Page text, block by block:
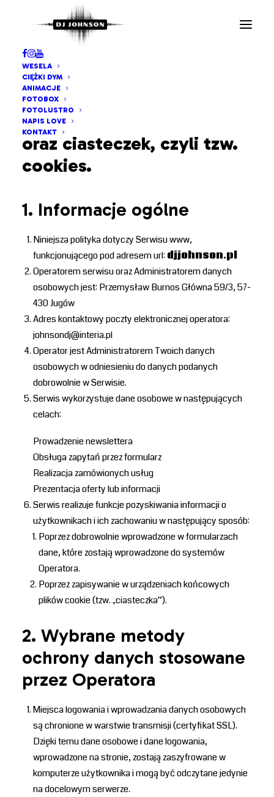
WESELA
CIĘŻKI DYM
ANIMACJE
FOTOBOX
FOTOLUSTRO
NAPIS LOVE
KONTAKT
Polityka prywatności
opisuje zasady
przetwarzania przez nas
informacji na Twój temat,
w tym danych osobowych
oraz ciasteczek, czyli tzw.
cookies.
1. Informacje ogólne
Niniejsza polityka dotyczy Serwisu www,
funkcjonującego pod adresem url: djjohnson.pl
Operatorem serwisu oraz Administratorem danych
osobowych jest: Przemysław Burnos Główna 59/3, 57-
430 Jugów
Adres kontaktowy poczty elektronicznej operatora:
johnsondj@interia.pl
Operator jest Administratorem Twoich danych
osobowych w odniesieniu do danych podanych
dobrowolnie w Serwisie.
Serwis wykorzystuje dane osobowe w następujących
celach:
Prowadzenie newslettera
Obsługa zapytań przez formularz
Realizacja zamówionych usług
Prezentacja oferty lub informacji
Serwis realizuje funkcje pozyskiwania informacji o
użytkownikach i ich zachowaniu w następujący sposób:
Poprzez dobrowolnie wprowadzone w formularzach
dane, które zostają wprowadzone do systemów
Operatora.
Poprzez zapisywanie w urządzeniach końcowych
plików cookie (tzw. „ciasteczka”).
2. Wybrane metody
ochrony danych stosowane
przez Operatora
Miejsca logowania i wprowadzania danych osobowych
są chronione w warstwie transmisji (certyfikat SSL).
Dzięki temu dane osobowe i dane logowania,
wprowadzone na stronie, zostają zaszyfrowane w
komputerze użytkownika i mogą być odczytane jedynie
na docelowym serwerze.